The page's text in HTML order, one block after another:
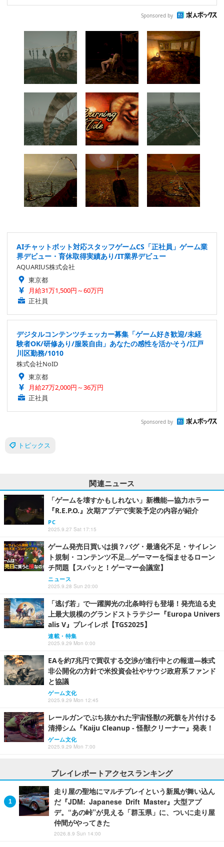
Sponsored by
AIチャットボット対応スタッフゲームCS「正社員」ゲーム業
界デビュー・育休取得実績あり/IT業界デビュー
AQUARIUS株式会社
東京都
月給31万1,500円～60万円
正社員
デジタルコンテンツチェッカー募集「ゲーム好き歓迎/未経
験者OK/研修あり/服装自由」あなたの感性を活かそう/江戸
川区勤務/1010
株式会社NoID
東京都
月給27万2,000円～36万円
正社員
Sponsored by
トピックス
関連ニュース
「ゲームを壊すかもしれない」新機能―協力ホラー
『R.E.P.O.』次期アプデで実装予定の内容が紹介
PC
2025.9.27 Sat 17:15
ゲーム発売日買いは損？バグ・最適化不足・サイレン
ト規制・コンテンツ不足…ゲーマーを悩ませるローン
チ問題【スパッと！ゲーマー会議室】
ニュース
2025.9.28 Sun 20:00
「逃げ若」で一躍脚光の北条時行も登場！発売迫る史
上最大規模のグランドストラテジー『Europa Univers
alis V』プレイレポ【TGS2025】
連載・特集
2025.9.29 Mon 0:00
EAを約7兆円で買収する交渉が進行中との報道―株式
非公開化の方針で米投資会社やサウジ政府系ファンド
と協議
ゲーム文化
2025.9.29 Mon 12:45
レールガンでぶち抜かれた宇宙怪獣の死骸を片付ける
清掃シム『Kaiju Cleanup - 怪獣クリーナー』発表！
ゲーム文化
2025.9.29 Mon 7:00
プレイレポートアクセスランキング
走り屋の聖地にマルチプレイという新風が舞い込ん
だ『JDM: Japanese Drift Master』大型アプ
デ。“あの峠”が見える「群玉県」に、ついに走り屋
仲間がやってきた
2026.8.9 Sun 14:00